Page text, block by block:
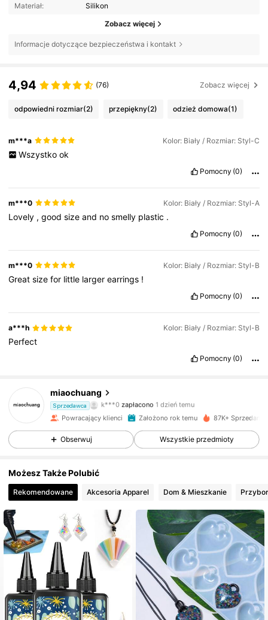
Materiał: Silikon
Zobacz więcej
Informacje dotyczące bezpieczeństwa i kontakt
4,94 (76) Zobacz więcej
odpowiedni rozmiar(2) przepiękny(2) odzież domowa(1)
m***a Kolor: Biały / Rozmiar: Styl-C
Wszystko ok
Pomocny (0)
m***0 Kolor: Biały / Rozmiar: Styl-A
Lovely ,goodsizeand nosmelly plastic .
Pomocny (0)
m***0 Kolor: Biały / Rozmiar: Styl-B
Greatsizefor little largerearrings !
Pomocny (0)
a***h Kolor: Biały / Rozmiar: Styl-B
Perfect
Pomocny (0)
miaochuang
Sprzedawca
k***0
m***a zaobserwował(-a)12 godzin(y) temu
4,89 1.9K Obserwujący
1.9K Obserwujący
Powracający klienci Założono rok temu 87K+
Obserwuj Wszystkie przedmioty
Możesz Także Polubić
Rekomendowane Akcesoria Apparel Dom & Mieszkanie